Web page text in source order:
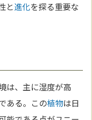
と進化を探る重要な
は、主に湿度が高
ある。この植物は日